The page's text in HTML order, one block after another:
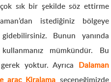
sık bir şekilde söz ettirme
istediğiniz bölgeye
Bunun yanında
mümkündür. Bu
yoktur. Ayrıca Dalaman
araç Kiralama seçeneğimizde